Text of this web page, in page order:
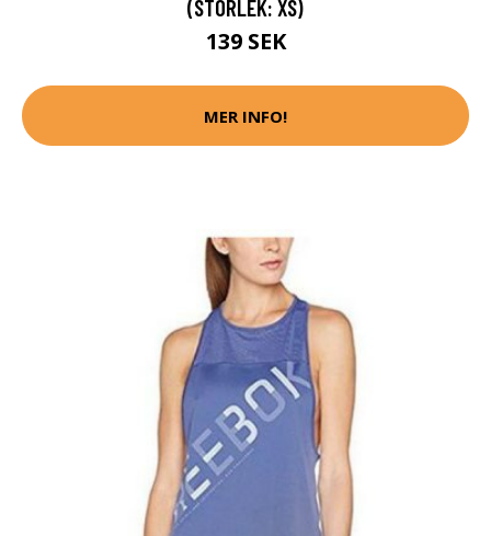
(STORLEK: XS)
139 SEK
MER INFO!